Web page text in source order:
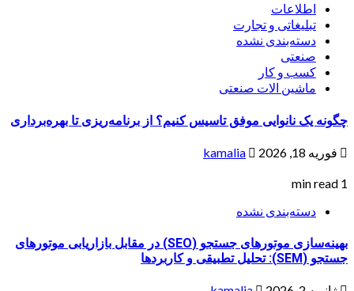
اطلاعات
تبلیغاتی و تجارت
دسته‌بندی نشده
صنعتی
کسب و کار
ماشین الات صنعتی
چگونه یک نانوایی موفق تاسیس کنیم؟ از برنامه‌ریزی تا بهره‌برداری
فوریه 18, 2026 kamalia
1 min read
دسته‌بندی نشده
بهینه‌سازی موتورهای جستجو (SEO) در مقابل بازاریابی موتورهای
جستجو (SEM): تحلیل تطبیقی و کاربردها